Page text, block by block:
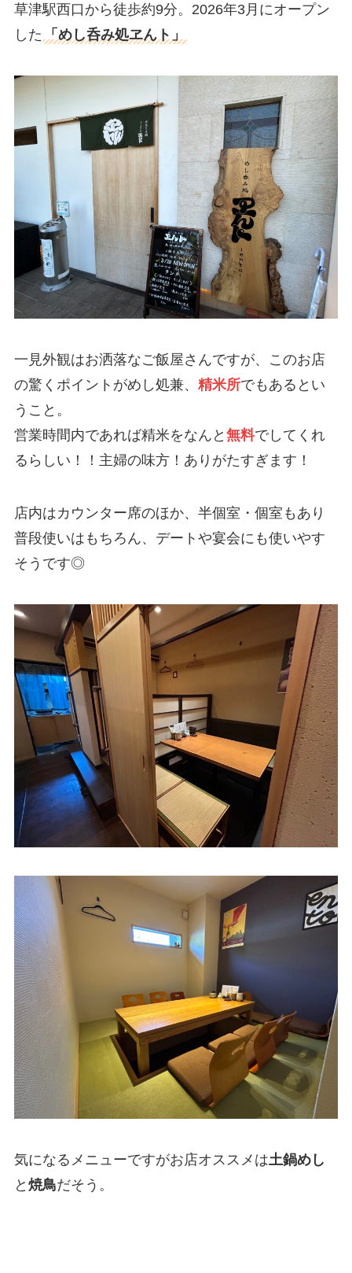
草津駅西口から徒歩約9分。2026年3月にオープン
した
「めし呑み処ヱんト」
一見外観はお洒落なご飯屋さんですが、このお店
の驚くポイントがめし処兼、 精米所でもあるとい
うこと。
営業時間内であれば精米をなんと 無料でしてくれ
るらしい！！主婦の味方！ありがたすぎます！
店内はカウンター席のほか、半個室・個室もあり
普段使いはもちろん、デートや宴会にも使いやす
そうです◎
気になるメニューですがお店オススメは土鍋めし
と 焼鳥だそう。